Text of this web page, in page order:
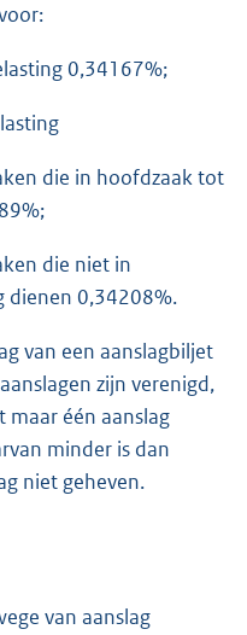
0,34167%;
die in hoofdzaak tot
die niet in
dienen 0,34208%.
van een aanslagbiljet
zijn verenigd,
maar één aanslag
minder is dan
niet geheven.
van aanslag